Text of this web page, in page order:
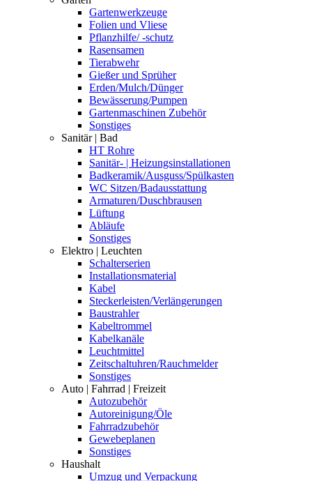
Gartenwerkzeuge
Folien und Vliese
Pflanzhilfe/ -schutz
Rasensamen
Tierabwehr
Gießer und Sprüher
Erden/Mulch/Dünger
Bewässerung/Pumpen
Gartenmaschinen Zubehör
Sonstiges
Sanitär | Bad
HT Rohre
Sanitär- | Heizungsinstallationen
Badkeramik/Ausguss/Spülkasten
WC Sitzen/Badausstattung
Armaturen/Duschbrausen
Lüftung
Abläufe
Sonstiges
Elektro | Leuchten
Schalterserien
Installationsmaterial
Kabel
Steckerleisten/Verlängerungen
Baustrahler
Kabeltrommel
Kabelkanäle
Leuchtmittel
Zeitschaltuhren/Rauchmelder
Sonstiges
Auto | Fahrrad | Freizeit
Autozubehör
Autoreinigung/Öle
Fahrradzubehör
Gewebeplanen
Sonstiges
Haushalt
Umzug und Verpackung